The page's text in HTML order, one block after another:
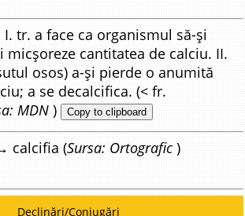
I. tr. a face ca organismul să-și
micșoreze cantitatea de calciu. II.
osos) a-și pierde o anumită
a se decalcifica. (< fr.
MDN ) Copy to clipboard
calcifia (Sursa: Ortografic )
Declinări/Conjugări